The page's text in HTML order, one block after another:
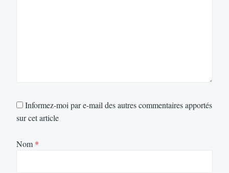
Informez-moi par e-mail des autres commentaires apportés
sur cet article
Nom *